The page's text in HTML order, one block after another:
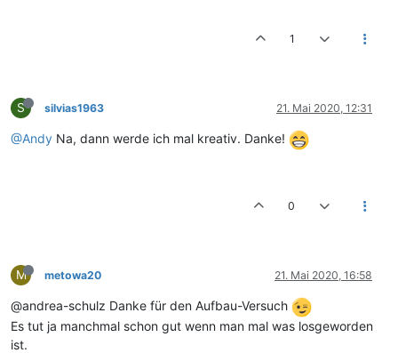
1
S silvias1963 21. Mai 2020, 12:31
@Andy Na, dann werde ich mal kreativ. Danke!
0
M metowa20 21. Mai 2020, 16:58
@andrea-schulz Danke für den Aufbau-Versuch
Es tut ja manchmal schon gut wenn man mal was losgeworden
ist.